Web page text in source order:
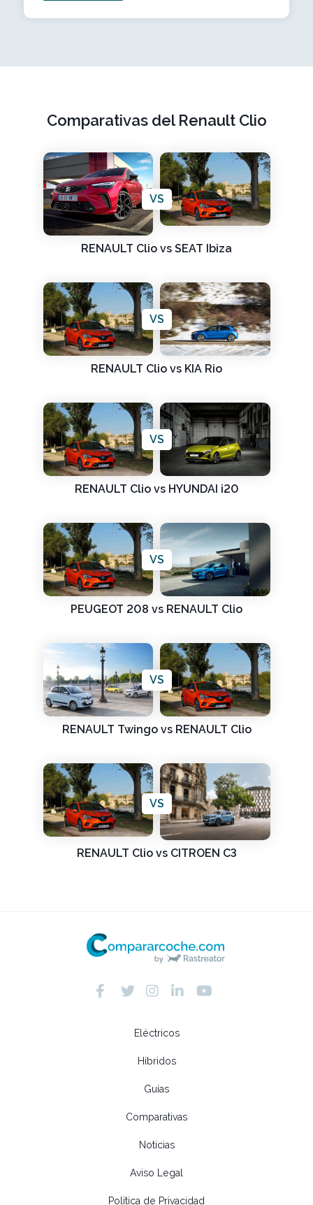
Comparativas del Renault Clio
VS
RENAULT Clio vs SEAT Ibiza
VS
RENAULT Clio vs KIA Rio
VS
RENAULT Clio vs HYUNDAI i20
VS
PEUGEOT 208 vs RENAULT Clio
VS
RENAULT Twingo vs RENAULT Clio
VS
RENAULT Clio vs CITROEN C3
Eléctricos
Híbridos
Guías
Comparativas
Noticias
Aviso Legal
Política de Privacidad